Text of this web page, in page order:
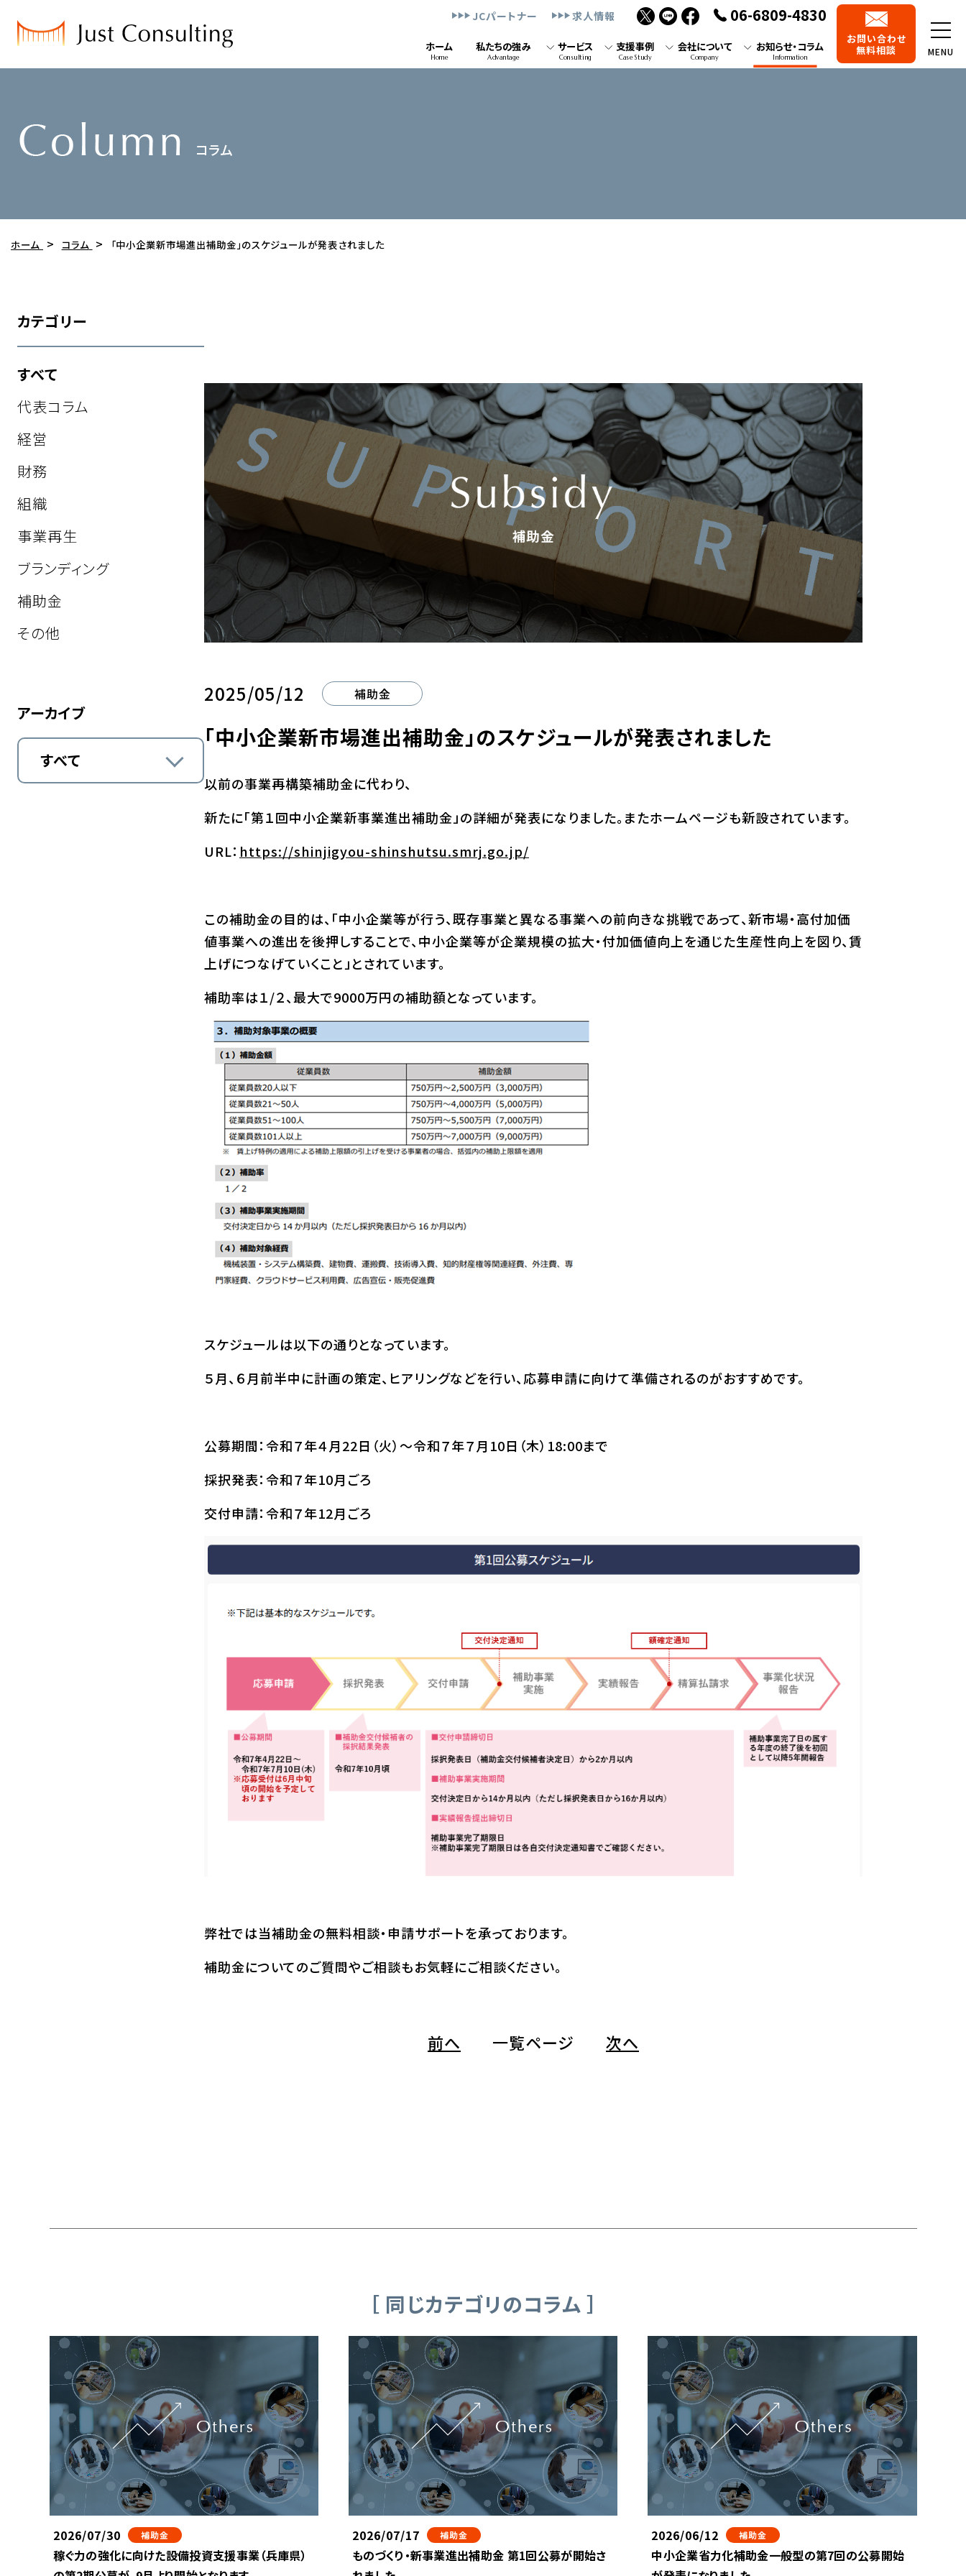
JCパートナー 求人情報 06-6809-4830
ホーム
Home
私たちの強み
Advantage
サービス
Consulting
支援事例
Case Study
会社について
Company
お知らせ・コラム
Information
お問い合わせ
無料相談
MENU
ホーム コラム 「中小企業新市場進出補助金」のスケジュールが発表されました
カテゴリー
すべて
代表コラム
経営
財務
組織
事業再生
ブランディング
補助金
その他
アーカイブ
すべて
2025/05/12 補助金
「中小企業新市場進出補助金」のスケジュールが発表されました
以前の事業再構築補助金に代わり、
新たに「第１回中小企業新事業進出補助金」の詳細が発表になりました。またホームページも新設されています。
URL： https://shinjigyou-shinshutsu.smrj.go.jp/
この補助金の目的は、「中小企業等が行う、既存事業と異なる事業への前向きな挑戦であって、新市場・高付加価
値事業への進出を後押しすることで、中小企業等が企業規模の拡大・付加価値向上を通じた生産性向上を図り、賃
上げにつなげていくこと」とされています。
補助率は１/２、最大で9000万円の補助額となっています。
スケジュールは以下の通りとなっています。
５月、６月前半中に計画の策定、ヒアリングなどを行い、応募申請に向けて準備されるのがおすすめです。
公募期間：令和７年４月22日（火）～令和７年７月10日（木）18:00まで
採択発表：令和７年10月ごろ
交付申請：令和７年12月ごろ
弊社では当補助金の無料相談・申請サポートを承っております。
補助金についてのご質問やご相談もお気軽にご相談ください。
前へ 一覧ページ 次へ
［ 同じカテゴリのコラム ］
2026/07/30 補助金
稼ぐ力の強化に向けた設備投資支援事業（兵庫県）
2026/07/17 補助金
ものづくり・新事業進出補助金 第1回公募が開始さ
2026/06/12 補助金
中小企業省力化補助金一般型の第7回の公募開始